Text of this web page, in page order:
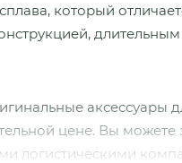
который
аксессуары
цене. Вы можете
логистическими